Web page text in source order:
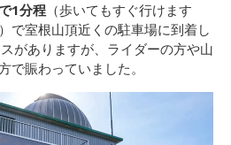
1分程 （歩いてもすぐ行けます
で室根山頂近くの駐車場に到着し
がありますが、ライダーの方や山
で賑わっていました。